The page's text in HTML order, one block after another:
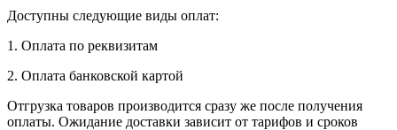
Доступны следующие виды оплат:
1. Оплата по реквизитам
2. Оплата банковской картой
Отгрузка товаров производится сразу же после получения
оплаты. Ожидание доставки зависит от тарифов и сроков